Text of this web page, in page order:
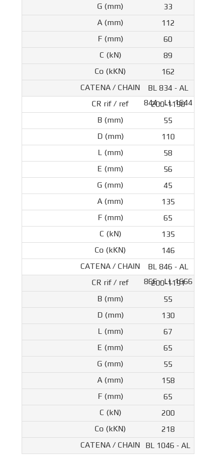
33
112
60
89
162
BL 834 - AL
844 - LL 1644
200-1190
55
110
58
56
45
135
65
135
146
BL 846 - AL
866 - LL 1666
200-1191
55
130
67
65
55
158
65
200
218
BL 1046 - AL